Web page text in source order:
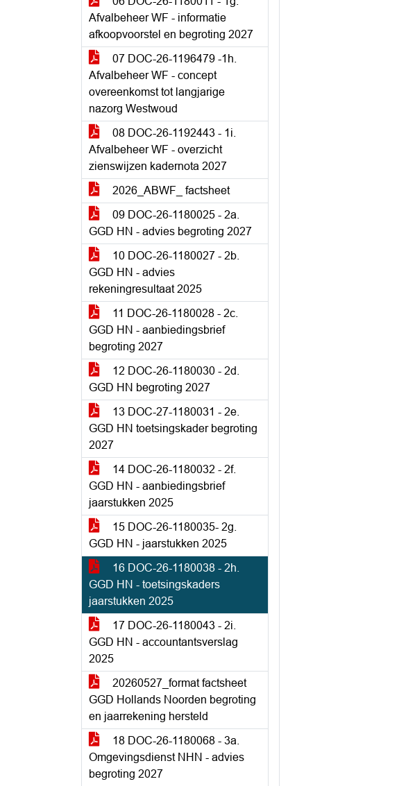
Afvalbeheer WF - informatie
afkoopvoorstel en begroting 2027
07 DOC-26-1196479 -1h.
Afvalbeheer WF - concept
overeenkomst tot langjarige
nazorg Westwoud
08 DOC-26-1192443 - 1i.
Afvalbeheer WF - overzicht
zienswijzen kadernota 2027
2026_ABWF_ factsheet
09 DOC-26-1180025 - 2a.
GGD HN - advies begroting 2027
10 DOC-26-1180027 - 2b.
GGD HN - advies
rekeningresultaat 2025
11 DOC-26-1180028 - 2c.
GGD HN - aanbiedingsbrief
begroting 2027
12 DOC-26-1180030 - 2d.
GGD HN begroting 2027
13 DOC-27-1180031 - 2e.
GGD HN toetsingskader begroting
2027
14 DOC-26-1180032 - 2f.
GGD HN - aanbiedingsbrief
jaarstukken 2025
15 DOC-26-1180035- 2g.
GGD HN - jaarstukken 2025
16 DOC-26-1180038 - 2h.
GGD HN - toetsingskaders
jaarstukken 2025
17 DOC-26-1180043 - 2i.
GGD HN - accountantsverslag
2025
20260527_format factsheet
GGD Hollands Noorden begroting
en jaarrekening hersteld
18 DOC-26-1180068 - 3a.
Omgevingsdienst NHN - advies
begroting 2027